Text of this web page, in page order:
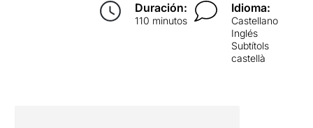
Duración:
110 minutos
Idioma:
Castellano
Inglés
Subtítols
castellà